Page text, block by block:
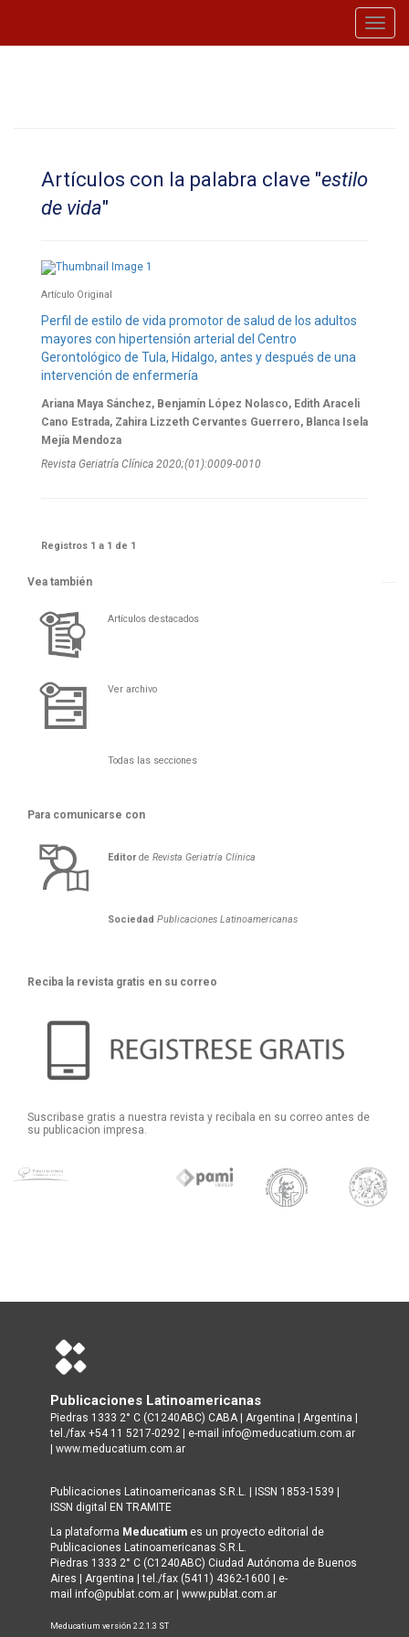
Artículos con la palabra clave "estilo
de vida"
Artículo Original
Perfil de estilo de vida promotor de salud de los adultos
mayores con hipertensión arterial del Centro
Gerontológico de Tula, Hidalgo, antes y después de una
intervención de enfermería
Ariana Maya Sánchez, Benjamín López Nolasco, Edith Araceli
Cano Estrada, Zahira Lizzeth Cervantes Guerrero, Blanca Isela
Mejía Mendoza
Revista Geriatría Clí­nica 2020;(01):0009-0010
Registros 1 a 1 de 1
Vea también
Artículos destacados
Ver archivo
Todas las secciones
Para comunicarse con
Editorde Revista Geriatría Clí­nica
Sociedad Publicaciones Latinoamericanas
Reciba la revista gratis en su correo
Suscribase gratis a nuestra revista y recibala en su correo antes de
su publicacion impresa.
Publicaciones Latinoamericanas
Piedras 1333 2° C (C1240ABC) CABA | Argentina | Argentina |
tel./fax +54 11 5217-0292 | e-mail info@meducatium.com.ar
www.meducatium.com.ar
Publicaciones Latinoamericanas S.R.L. | ISSN 1853-1539 |
ISSN digital EN TRAMITE
La plataforma Meducatium es un proyecto editorial de
Publicaciones Latinoamericanas S.R.L.
Piedras 1333 2° C (C1240ABC) Ciudad Autónoma de Buenos
Aires | Argentina | tel./fax (5411) 4362-1600 | e-
mail info@publat.com.ar |
www.publat.com.ar
Meducatium versión 2.2.1.3 ST